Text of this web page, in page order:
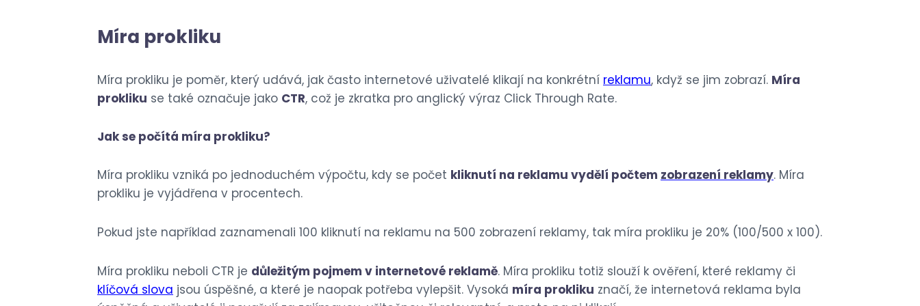
Míra prokliku
Míra prokliku je poměr, který udává, jak často internetové uživatelé klikají na konkrétní reklamu, když se jim zobrazí. Míra
prokliku se také označuje jako CTR, což je zkratka pro anglický výraz Click Through Rate.
Jak se počítá míra prokliku?
Míra prokliku vzniká po jednoduchém výpočtu, kdy se počet kliknutí na reklamu vydělí počtem zobrazení reklamy. Míra
prokliku je vyjádřena v procentech.
Pokud jste například zaznamenali 100 kliknutí na reklamu na 500 zobrazení reklamy, tak míra prokliku je 20% (100/500 x 100).
Míra prokliku neboli CTR je důležitým pojmem v internetové reklamě. Míra prokliku totiž slouží k ověření, které reklamy či
klíčová slova jsou úspěšné, a které je naopak potřeba vylepšit. Vysoká míra prokliku značí, že internetová reklama byla